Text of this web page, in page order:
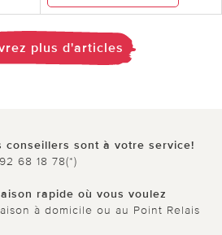
plus d'articles
conseillers sont à votre service!
68 18 78(*)
rapide où vous voulez
à domicile ou au Point Relais